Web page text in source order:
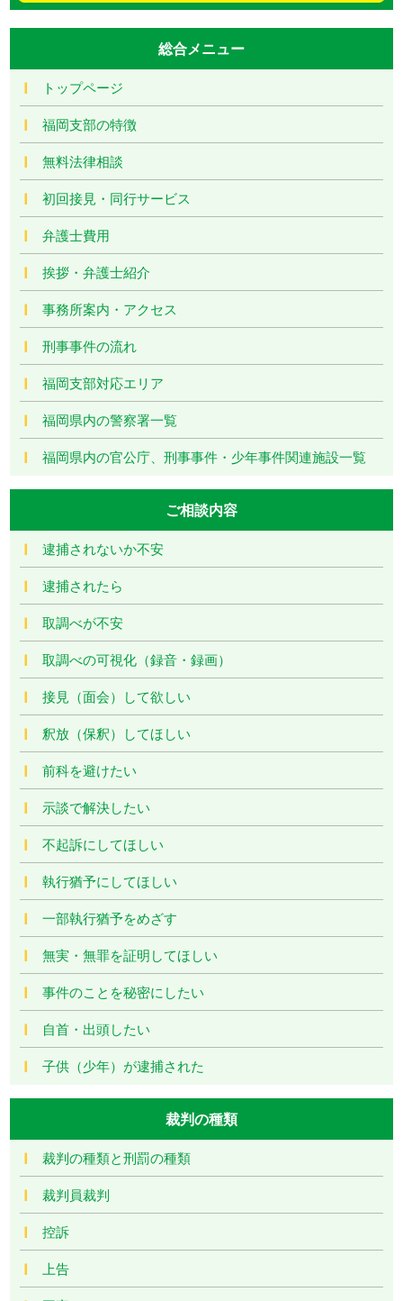
総合メニュー
トップページ
福岡支部の特徴
無料法律相談
初回接見・同行サービス
弁護士費用
挨拶・弁護士紹介
事務所案内・アクセス
刑事事件の流れ
福岡支部対応エリア
福岡県内の警察署一覧
福岡県内の官公庁、刑事事件・少年事件関連施設一覧
ご相談内容
逮捕されないか不安
逮捕されたら
取調べが不安
取調べの可視化（録音・録画）
接見（面会）して欲しい
釈放（保釈）してほしい
前科を避けたい
示談で解決したい
不起訴にしてほしい
執行猶予にしてほしい
一部執行猶予をめざす
無実・無罪を証明してほしい
事件のことを秘密にしたい
自首・出頭したい
子供（少年）が逮捕された
裁判の種類
裁判の種類と刑罰の種類
裁判員裁判
控訴
上告